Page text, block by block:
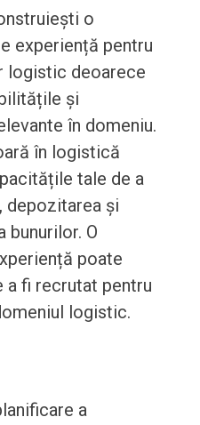
o
experiență pentru
logistic deoarece
și
în domeniu.
în logistică
tale de a
depozitarea și
bunurilor. O
poate
a fi recrutat pentru
logistic.
a